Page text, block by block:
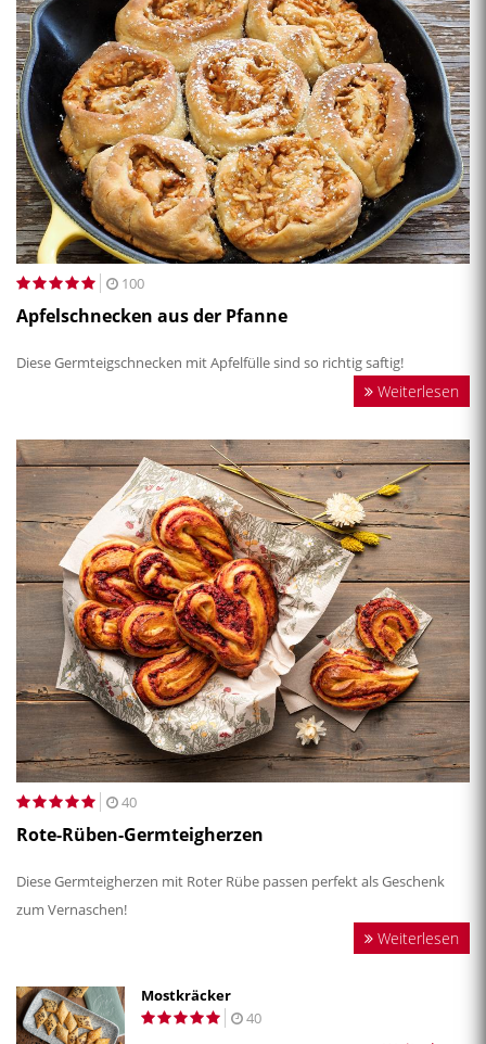
100
Apfelschnecken aus der Pfanne
Diese Germteigschnecken mit Apfelfülle sind so richtig saftig!
Weiterlesen
40
Rote-Rüben-Germteigherzen
Diese Germteigherzen mit Roter Rübe passen perfekt als Geschenk
zum Vernaschen!
Weiterlesen
Mostkräcker
40